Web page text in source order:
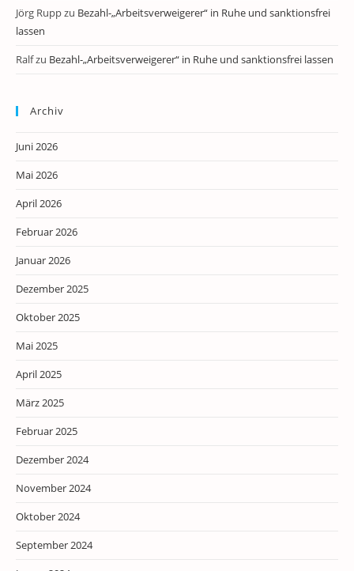
Jörg Ruppzu Bezahl-„Arbeitsverweigerer“ in Ruhe und sanktionsfrei
lassen
Ralfzu Bezahl-„Arbeitsverweigerer“ in Ruhe und sanktionsfrei lassen
Archiv
Juni 2026
Mai 2026
April 2026
Februar 2026
Januar 2026
Dezember 2025
Oktober 2025
Mai 2025
April 2025
März 2025
Februar 2025
Dezember 2024
November 2024
Oktober 2024
September 2024